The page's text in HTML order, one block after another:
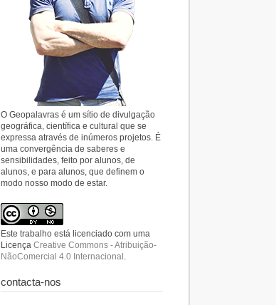
O Geopalavras é um sítio de divulgação
geográfica, científica e cultural que se
expressa através de inúmeros projetos. É
uma convergência de saberes e
sensibilidades, feito por alunos, de
alunos, e para alunos, que definem o
modo nosso modo de estar.
Este trabalho está licenciado com uma
Licença Creative Commons - Atribuição-
NãoComercial 4.0 Internacional .
contacta-nos